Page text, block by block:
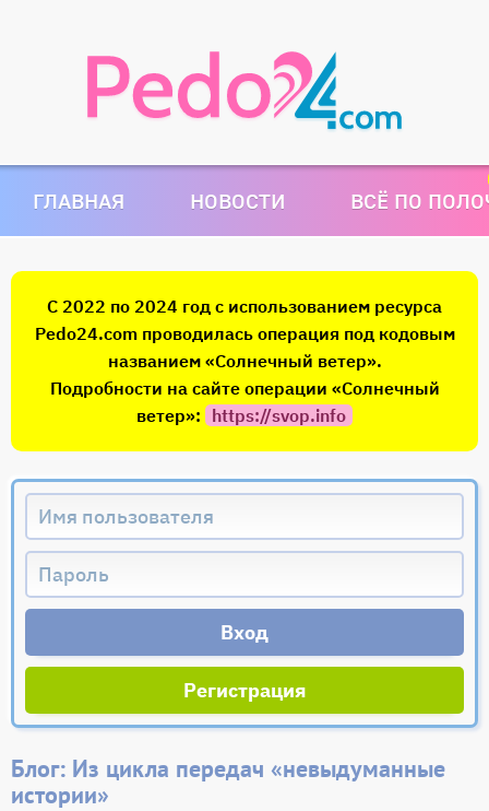
ГЛАВНАЯ НОВОСТИ ВСЁ ПО
С 2022 по 2024 год с использованием ресурса
Pedo24.com проводилась операция под кодовым
названием «Солнечный ветер».
Подробности на сайте операции «Солнечный
ветер»: https://svop.info
Регистрация
Блог: Из цикла передач «невыдуманные
истории»